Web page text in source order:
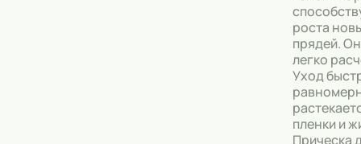
роста
прядей.
легко
Уход
пленки и
Прическа